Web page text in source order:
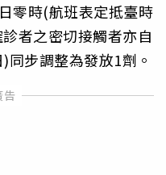
零時(航班表定抵臺時
者之密切接觸者亦自
步調整為發放1劑。